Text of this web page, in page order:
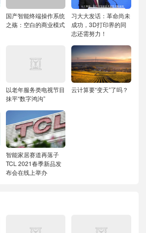
国产智能终端操作系统
之殇：空白的商业模式
习大大发话：革命尚未
成功，3D打印界的同
志还需努力！
以老年服务类电视节目
抹平“数字鸿沟”
云计算要“变天”了吗？
智能家居赛道再落子
TCL 2021春季新品发
布会在线上举办